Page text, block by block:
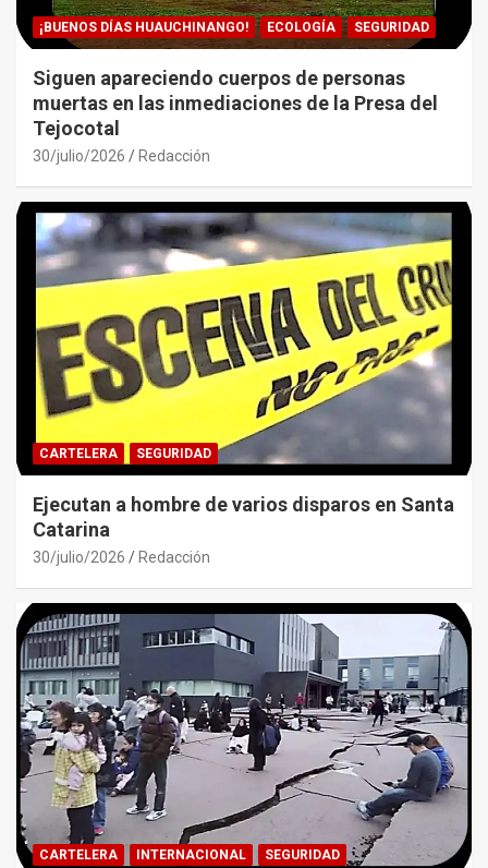
¡BUENOS DÍAS HUAUCHINANGO! ECOLOGÍA SEGURIDAD
Siguen apareciendo cuerpos de personas
muertas en las inmediaciones de la Presa del
Tejocotal
30/julio/2026 Redacción
CARTELERA SEGURIDAD
Ejecutan a hombre de varios disparos en Santa
Catarina
30/julio/2026 Redacción
CARTELERA INTERNACIONAL SEGURIDAD